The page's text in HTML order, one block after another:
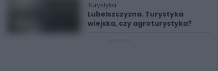
Turystyka
Lubelszczyzna. Turystyka
wiejska, czy agroturystyka?